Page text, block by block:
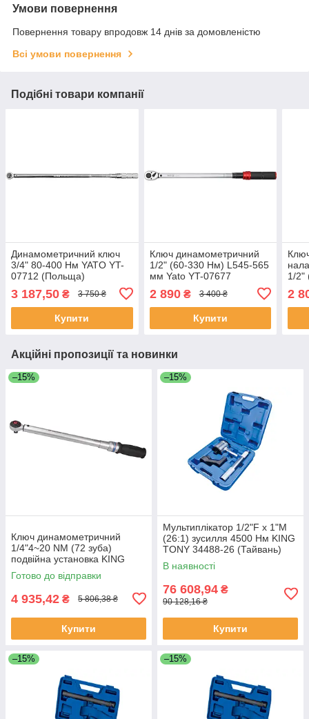
Умови повернення
Повернення товару впродовж 14 днів за домовленістю
Всі умови повернення
Подібні товари компанії
Динамометричний ключ
3/4" 80-400 Нм YATO YT-
07712 (Польща)
3 187,50 ₴ 3 750 ₴
Купити
Ключ динамометричний
1/2" (60-330 Нм) L545-565
мм Yato YT-07677
2 890₴ 3 400 ₴
Купити
1/2"
2
Акційні пропозиції та новинки
–15%
Ключ динамометричний
1/4"4~20 NM (72 зуба)
подвійна установка KING
TONY 3426A-2DG (Тайвань)
Готово до відправки
4 935,42 ₴ 5 806,38 ₴
Купити
–15%
Мультиплікатор 1/2"F x 1"M
(26:1) зусилля 4500 Нм KING
TONY 34488-26 (Тайвань)
В наявності
76 608,94 ₴
90 128,16 ₴
Купити
–15% –15%